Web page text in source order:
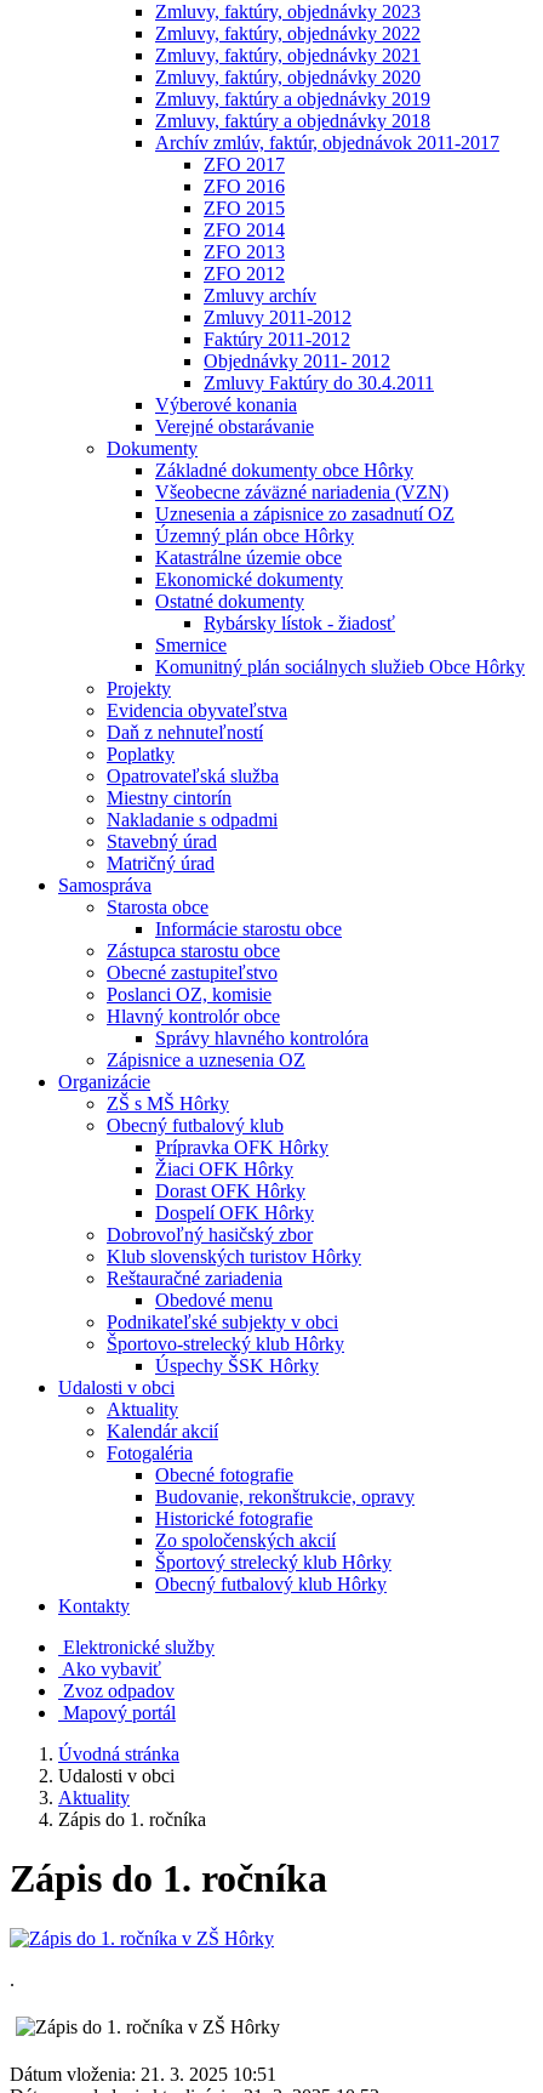
Zmluvy, faktúry, objednávky 2023
Zmluvy, faktúry, objednávky 2022
Zmluvy, faktúry, objednávky 2021
Zmluvy, faktúry, objednávky 2020
Zmluvy, faktúry a objednávky 2019
Zmluvy, faktúry a objednávky 2018
Archív zmlúv, faktúr, objednávok 2011-2017
ZFO 2017
ZFO 2016
ZFO 2015
ZFO 2014
ZFO 2013
ZFO 2012
Zmluvy archív
Zmluvy 2011-2012
Faktúry 2011-2012
Objednávky 2011- 2012
Zmluvy Faktúry do 30.4.2011
Výberové konania
Verejné obstarávanie
Dokumenty
Základné dokumenty obce Hôrky
Všeobecne záväzné nariadenia (VZN)
Uznesenia a zápisnice zo zasadnutí OZ
Územný plán obce Hôrky
Katastrálne územie obce
Ekonomické dokumenty
Ostatné dokumenty
Rybársky lístok - žiadosť
Smernice
Komunitný plán sociálnych služieb Obce Hôrky
Projekty
Evidencia obyvateľstva
Daň z nehnuteľností
Poplatky
Opatrovateľská služba
Miestny cintorín
Nakladanie s odpadmi
Stavebný úrad
Matričný úrad
Samospráva
Starosta obce
Informácie starostu obce
Zástupca starostu obce
Obecné zastupiteľstvo
Poslanci OZ, komisie
Hlavný kontrolór obce
Správy hlavného kontrolóra
Zápisnice a uznesenia OZ
Organizácie
ZŠ s MŠ Hôrky
Obecný futbalový klub
Prípravka OFK Hôrky
Žiaci OFK Hôrky
Dorast OFK Hôrky
Dospelí OFK Hôrky
Dobrovoľný hasičský zbor
Klub slovenských turistov Hôrky
Reštauračné zariadenia
Obedové menu
Podnikateľské subjekty v obci
Športovo-strelecký klub Hôrky
Úspechy ŠSK Hôrky
Udalosti v obci
Aktuality
Kalendár akcií
Fotogaléria
Obecné fotografie
Budovanie, rekonštrukcie, opravy
Historické fotografie
Zo spoločenských akcií
Športový strelecký klub Hôrky
Obecný futbalový klub Hôrky
Kontakty
Elektronické služby
Ako vybaviť
Zvoz odpadov
Mapový portál
Úvodná stránka
Udalosti v obci
Aktuality
Zápis do 1. ročníka
Zápis do 1. ročníka
.
Dátum vloženia: 21. 3. 2025 10:51